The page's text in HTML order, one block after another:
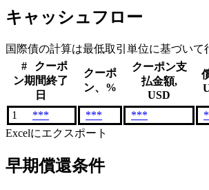
キャッシュフロー
国際債の計算は最低取引単位に基づいて
#
クーポ
ン期間終了
日
クーポ
ン、%
クーポン支
払金額,
USD
1
*** *** ***
Excelにエクスポート
早期償還条件